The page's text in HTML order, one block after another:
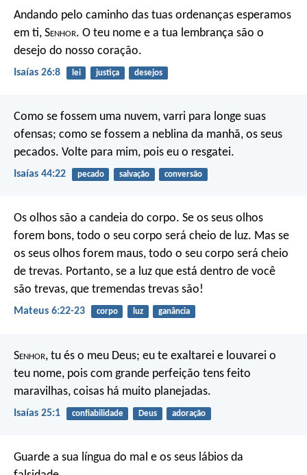
Andando pelo caminho das tuas ordenanças esperamos
em ti, Senhor. O teu nome e a tua lembrança são o
desejo do nosso coração.
Isaías 26:8 lei justiça desejos
Como se fossem uma nuvem, varri para longe suas
ofensas; como se fossem a neblina da manhã, os seus
pecados. Volte para mim, pois eu o resgatei.
Isaías 44:22 pecado salvação conversão
Os olhos são a candeia do corpo. Se os seus olhos
forem bons, todo o seu corpo será cheio de luz. Mas se
os seus olhos forem maus, todo o seu corpo será cheio
de trevas. Portanto, se a luz que está dentro de você
são trevas, que tremendas trevas são!
Mateus 6:22-23 corpo luz ganância
Senhor, tu és o meu Deus; eu te exaltarei e louvarei o
teu nome, pois com grande perfeição tens feito
maravilhas, coisas há muito planejadas.
Isaías 25:1 confiabilidade Deus adoração
Guarde a sua língua do mal e os seus lábios da